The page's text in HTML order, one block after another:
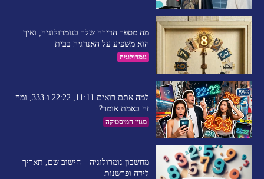
מה מספר הדירה שלך בנומרולוגיה, ואיך
הוא משפיע על האנרגיה בבית
נומרולוגיה
למה אתם רואים 11:11, 22:22 ו-333, ומה
זה באמת אומר?
מגזין המיסטיקה
מחשבון נומרולוגיה – חישוב שם, תאריך
לידה ופרשנות